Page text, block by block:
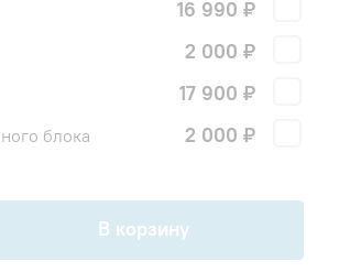
16 990 ₽
2 000 ₽
17 900 ₽
блока 2 000 ₽
В корзину